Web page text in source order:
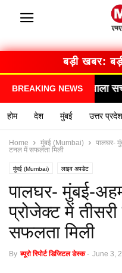
बड़ी खबर:
BREAKING NEWS"पुलिस की
होम देश मुंबई उत्तर प्रदेश
Home मुंबई (Mumbai)
पालघर-
टनल में सफलता मिली
मुंबई (Mumbai) लाइव अपडेट
पालघर- मुंबई-
प्रोजेक्ट में
सफलता मिली
By ब्यूरो रिपोर्ट डिजिटल डेस्क - June 3,